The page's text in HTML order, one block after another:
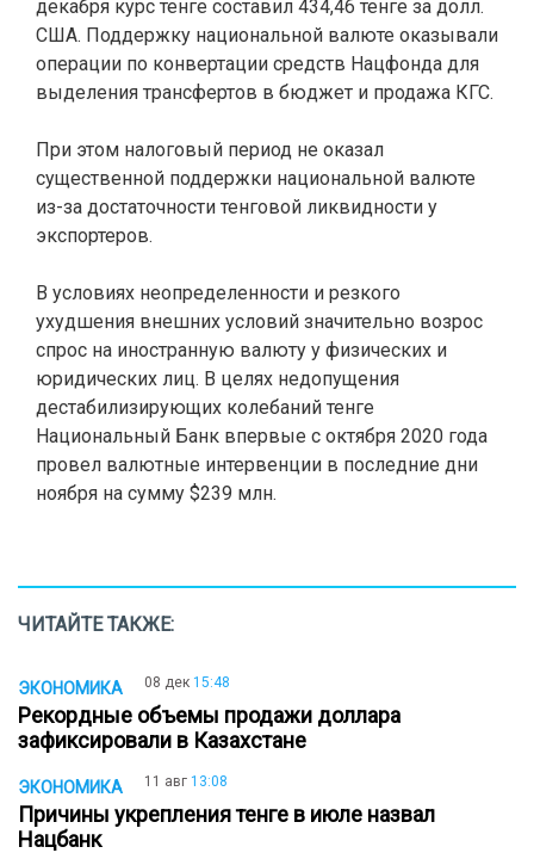
декабря курс тенге составил 434,46 тенге за долл.
США. Поддержку национальной валюте оказывали
операции по конвертации средств Нацфонда для
выделения трансфертов в бюджет и продажа КГС.
При этом налоговый период не оказал
существенной поддержки национальной валюте
из-за достаточности тенговой ликвидности у
экспортеров.
В условиях неопределенности и резкого
ухудшения внешних условий значительно возрос
спрос на иностранную валюту у физических и
юридических лиц. В целях недопущения
дестабилизирующих колебаний тенге
Национальный Банк впервые с октября 2020 года
провел валютные интервенции в последние дни
ноября на сумму $239 млн.
ЧИТАЙТЕ ТАКЖЕ:
ЭКОНОМИКА 08 дек 15:48
Рекордные объемы продажи доллара
зафиксировали в Казахстане
ЭКОНОМИКА 11 авг 13:08
Причины укрепления тенге в июле назвал
Нацбанк